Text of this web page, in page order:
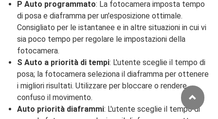
P Auto programmato: La fotocamera imposta tempo
di posa e diaframma per un'esposizione ottimale.
Consigliato per le istantanee e in altre situazioni in cui vi
sia poco tempo per regolare le impostazioni della
fotocamera.
S Auto a priorità di tempi: L'utente sceglie il tempo di
posa; la fotocamera seleziona il diaframma per ottenere
i migliori risultati. Utilizzare per bloccare o rendere
confuso il movimento.
Auto priorità diaframmi: L'utente sceglie il tempo di